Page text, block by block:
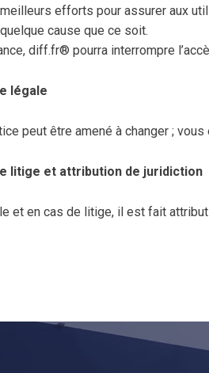
efforts pour assurer aux
cause que ce soit.
diff.fr® pourra interrompre
légale
peut être amené à changer ;
litige et attribution de juridiction
et en cas de litige, il est fait